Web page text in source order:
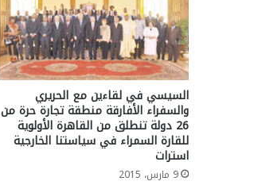
السيسي في لقاءين مع الحريري
والسفراء الأفارقة منطقة تجارة حرة من
26 دولة تنطلق من القاهرة الأولوية
للقارة السمراء في سياستنا الخارجية
استرات
9 مارس، 2015